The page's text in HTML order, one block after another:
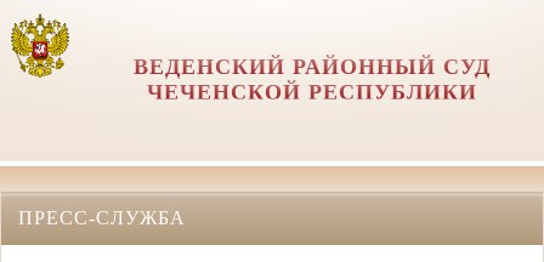
ВЕДЕНСКИЙ РАЙОННЫЙ СУД
ЧЕЧЕНСКОЙ РЕСПУБЛИКИ
ПРЕСС-СЛУЖБА